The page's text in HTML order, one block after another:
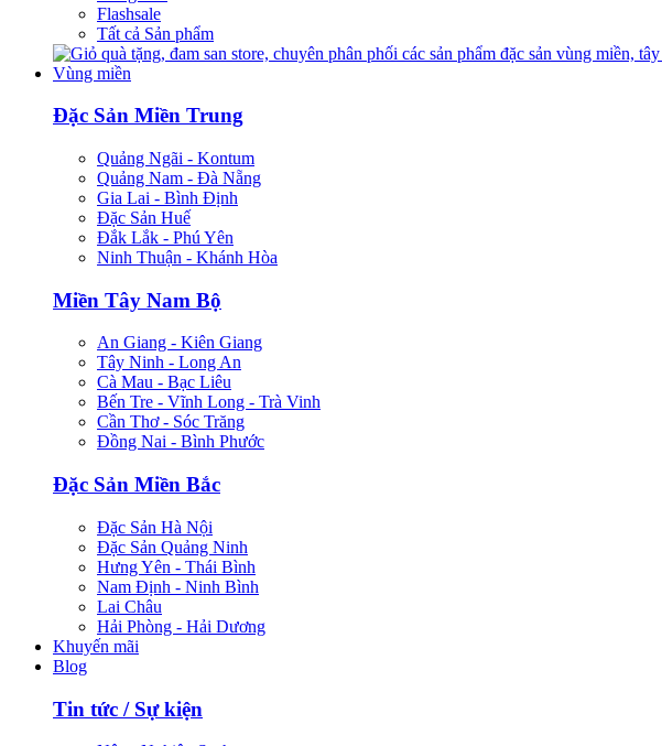
Flashsale
Tất cả Sản phẩm
Vùng miền
Đặc Sản Miền Trung
Quảng Ngãi - Kontum
Quảng Nam - Đà Nẵng
Gia Lai - Bình Định
Đặc Sản Huế
Đắk Lắk - Phú Yên
Ninh Thuận - Khánh Hòa
Miền Tây Nam Bộ
An Giang - Kiên Giang
Tây Ninh - Long An
Cà Mau - Bạc Liêu
Bến Tre - Vĩnh Long - Trà Vinh
Cần Thơ - Sóc Trăng
Đồng Nai - Bình Phước
Đặc Sản Miền Bắc
Đặc Sản Hà Nội
Đặc Sản Quảng Ninh
Hưng Yên - Thái Bình
Nam Định - Ninh Bình
Lai Châu
Hải Phòng - Hải Dương
Khuyến mãi
Blog
Tin tức / Sự kiện